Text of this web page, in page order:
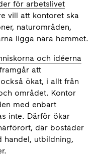
för arbetslivet
vill att kontoret ska
naturområden,
ligga nära hemmet.
och idéerna
framgår att
ökat, i allt från
området. Kontor
med enbart
inte. Därför ökar
där bostäder
handel, utbildning,